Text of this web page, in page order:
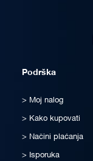
Podrška
Moj nalog
Kako kupovati
Načini plaćanja
Isporuka